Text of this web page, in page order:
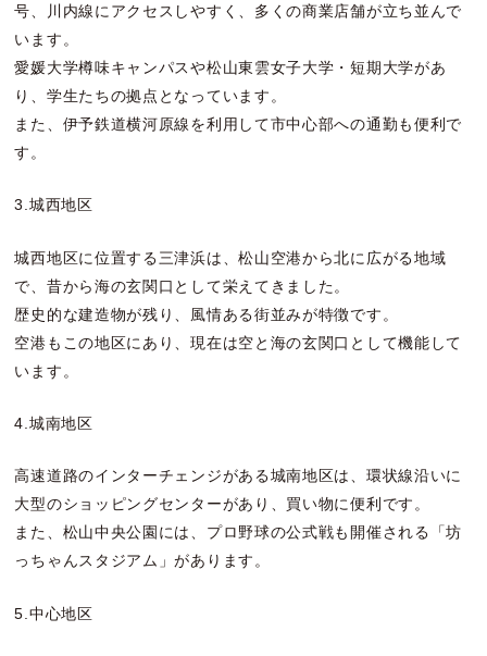
号、川内線にアクセスしやすく、多くの商業店舗が立ち並んで
います。
愛媛大学樽味キャンパスや松山東雲女子大学・短期大学があ
り、学生たちの拠点となっています。
また、伊予鉄道横河原線を利用して市中心部への通勤も便利で
す。
3.城西地区
城西地区に位置する三津浜は、松山空港から北に広がる地域
で、昔から海の玄関口として栄えてきました。
歴史的な建造物が残り、風情ある街並みが特徴です。
空港もこの地区にあり、現在は空と海の玄関口として機能して
います。
4.城南地区
高速道路のインターチェンジがある城南地区は、環状線沿いに
大型のショッピングセンターがあり、買い物に便利です。
また、松山中央公園には、プロ野球の公式戦も開催される「坊
っちゃんスタジアム」があります。
5.中心地区